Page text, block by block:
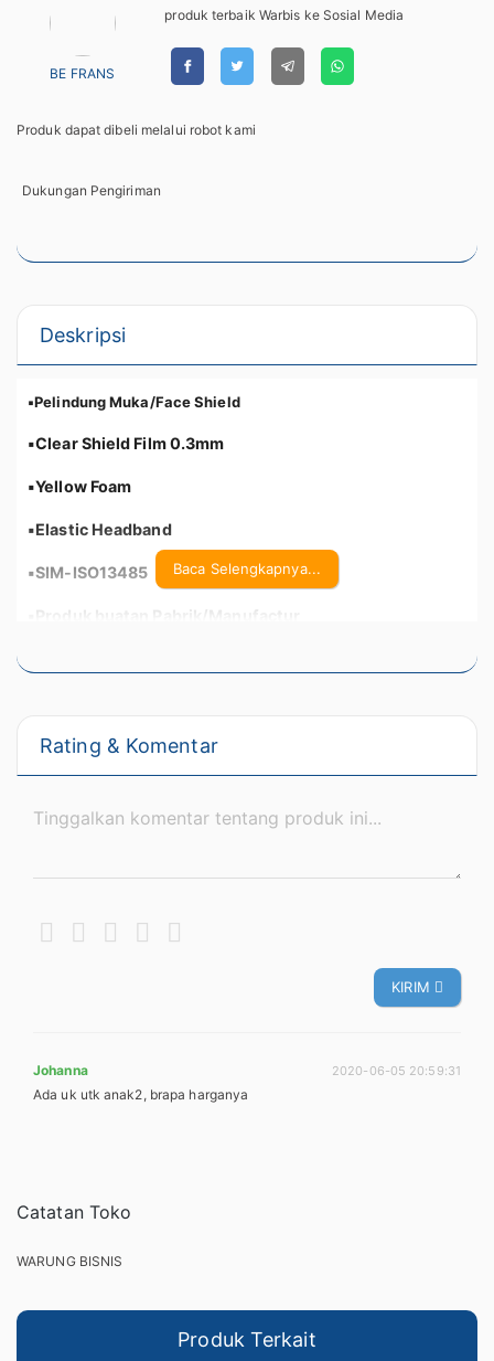
BE FRANS
produk terbaik Warbis ke Sosial Media
Produk dapat dibeli melalui robot kami
Dukungan Pengiriman
Deskripsi
▪︎Pelindung Muka/Face Shield
▪︎Clear Shield Film 0.3mm
▪︎Yellow Foam
▪︎Elastic Headband
▪︎SIM-ISO13485
Masukkan kodeSEHATDIRUMAHdan dapatkan
Baca Selengkapnya...
Rating & Komentar
KIRIM
2020-06-05 20:59:31
Johanna
Ada uk utk anak2, brapa harganya
Catatan Toko
WARUNG BISNIS
Produk Terkait